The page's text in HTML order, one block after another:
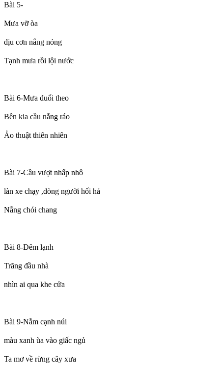
Bài 5-
Mưa vỡ òa
dịu cơn nắng nóng
Tạnh mưa rồi lội nước
Bài 6-Mưa đuổi theo
Bên kia cầu nắng ráo
Ảo thuật thiên nhiên
Bài 7-Cầu vượt nhấp nhô
làn xe chạy ,dòng người hối hả
Nắng chói chang
Bài 8-Đêm lạnh
Trăng đầu nhà
nhìn ai qua khe cửa
Bài 9-Nằm cạnh núi
màu xanh ùa vào giấc ngủ
Ta mơ về rừng cây xưa